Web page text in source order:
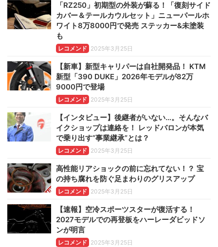
「RZ250」初期型の外装が蘇る！「復刻サイド
カバー＆テールカウルセット」ニューパールホ
ワイト8万8000円で発売 ステッカー&未塗装
も
レコメンド 2025年3月25日
【新車】新型キャリパーは自社開発品！ KTM
新型「390 DUKE」2026年モデルが82万
9000円で登場
レコメンド 2025年3月25日
【インタビュー】後継者がいない…。そんなバ
イクショップは連絡を！ レッドバロンが本気
で乗り出す“事業継承”とは？
レコメンド 2025年3月25日
高性能リアショックの前に忘れてない！？ 宝
の持ち腐れを防ぐ足まわりのグリスアップ
レコメンド 2025年3月25日
【速報】空冷スポーツスターが復活する！
2027モデルでの再登板をハーレーダビッドソ
ンが明言
レコメンド 2025年3月25日